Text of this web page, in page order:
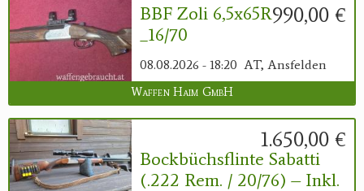
990,00 €
BBF Zoli 6,5x65R
_16/70
08.08.2026 - 18:20 AT, Ansfelden
Waffen Haim GmbH
1.650,00 €
Bockbüchsflinte Sabatti
(.222 Rem. / 20/76) – Inkl.